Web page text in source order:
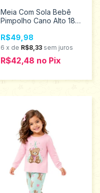
Meia Com Sola Bebê
Pimpolho Cano Alto 18
R$49,98
6 x de R$8,33 sem juros
R$42,48 no Pix